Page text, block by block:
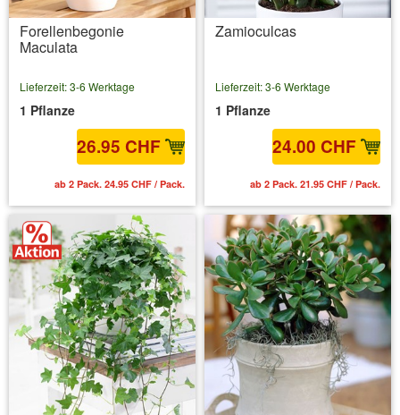
Forellenbegonie
Maculata
Lieferzeit: 3-6 Werktage
1 Pflanze
26.95 CHF
ab 2 Pack. 24.95 CHF / Pack.
Zamioculcas
Lieferzeit: 3-6 Werktage
1 Pflanze
24.00 CHF
ab 2 Pack. 21.95 CHF / Pack.